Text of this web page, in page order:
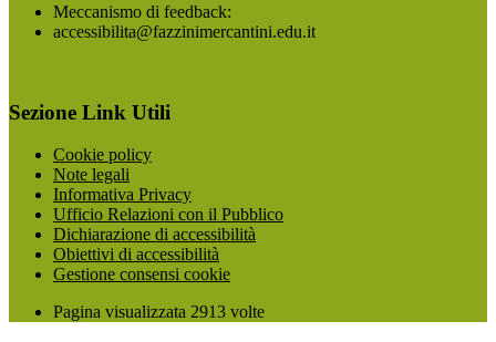
Meccanismo di feedback:
accessibilita@fazzinimercantini.edu.it
Sezione Link Utili
Cookie policy
Note legali
Informativa Privacy
Ufficio Relazioni con il Pubblico
Dichiarazione di accessibilità
Obiettivi di accessibilità
Gestione consensi cookie
Pagina visualizzata 2913 volte